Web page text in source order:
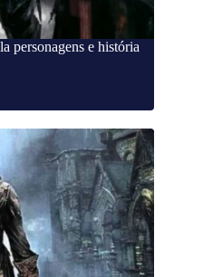
personagens e história